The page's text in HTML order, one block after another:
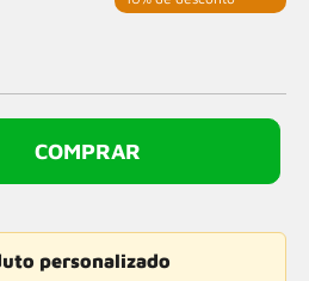
COMPRAR
personalizado